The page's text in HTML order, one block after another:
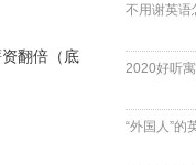
翻倍（底
不用谢英语
“外国人”的